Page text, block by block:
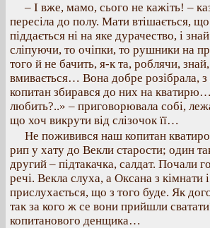
– І вже, мамо, сього не кажіть! –
пересіла до полу. Мати втішається,
піддається ні на яке дурачество, і
сліпуючи, то очіпки, то рушники на
того й не бачить, я-к та, роблячи,
вмивається… Вона добре розібрала,
копитан збирався до них на
любить?..» – приговорювала собі,
що хоч викрути від слізочок її…
Не поживився наш копитан
рип у хату до Векли старости; один
другий – підтакачка, салдат. Почали
речі. Векла слуха, а Оксана з кімнати
прислухається, що з того буде. Як
так за кого ж се вони прийшли
копитанового денщика…